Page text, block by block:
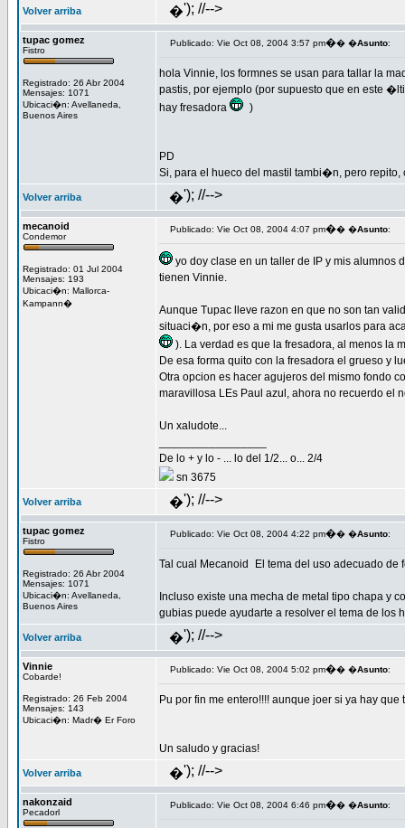
Volver arriba �'); //-->
tupac gomez
Fistro
Registrado: 26 Abr 2004
Mensajes: 1071
Ubicaci�n: Avellaneda,
Buenos Aires
Publicado: Vie Oct 08, 2004 3:57 pm�� �Asunto:
hola Vinnie, los formnes se usan para tallar la
pastis, por ejemplo (por supuesto que en este
hay fresadora
)
PD
Si, para el hueco del mastil tambi�n, pero repito,
Volver arriba �'); //-->
mecanoid
Condemor
Registrado: 01 Jul 2004
Mensajes: 193
Ubicaci�n: Mallorca-
Kampann�
Publicado: Vie Oct 08, 2004 4:07 pm�� �Asunto:
yo doy clase en un taller de IP y mis alumnos
tienen Vinnie.
Aunque Tupac lleve razon en que no son tan
situaci�n, por eso a mi me gusta usarlos para
). La verdad es que la fresadora, al menos la
De esa forma quito con la fresadora el grueso y
Otra opcion es hacer agujeros del mismo fondo
maravillosa LEs Paul azul, ahora no recuerdo el
Un xaludote...
De lo + y lo - ... lo del 1/2... o... 2/4
sn 3675
Volver arriba �'); //-->
tupac gomez
Fistro
Registrado: 26 Abr 2004
Mensajes: 1071
Ubicaci�n: Avellaneda,
Buenos Aires
Publicado: Vie Oct 08, 2004 4:22 pm�� �Asunto:
Tal cual Mecanoid El tema del uso adecuado
Incluso existe una mecha de metal tipo chapa
gubias puede ayudarte a resolver el tema de los
Volver arriba �'); //-->
Vinnie
Cobarde!
Registrado: 26 Feb 2004
Mensajes: 143
Ubicaci�n: Madr� Er Foro
Publicado: Vie Oct 08, 2004 5:02 pm�� �Asunto:
Pu por fin me entero!!!! aunque joer si ya hay
Un saludo y gracias!
Volver arriba �'); //-->
nakonzaid
Pecadorl
Publicado: Vie Oct 08, 2004 6:46 pm�� �Asunto: